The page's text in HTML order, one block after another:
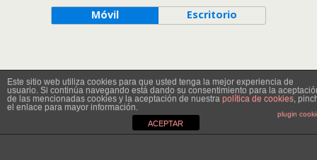
Móvil Escritorio
Este sitio web utiliza cookies para que usted tenga la mejor experiencia de
usuario. Si continúa navegando está dando su consentimiento para la
de las mencionadas cookies y la aceptación de nuestra política de cookies,
el enlace para mayor información.
plugin
ACEPTAR